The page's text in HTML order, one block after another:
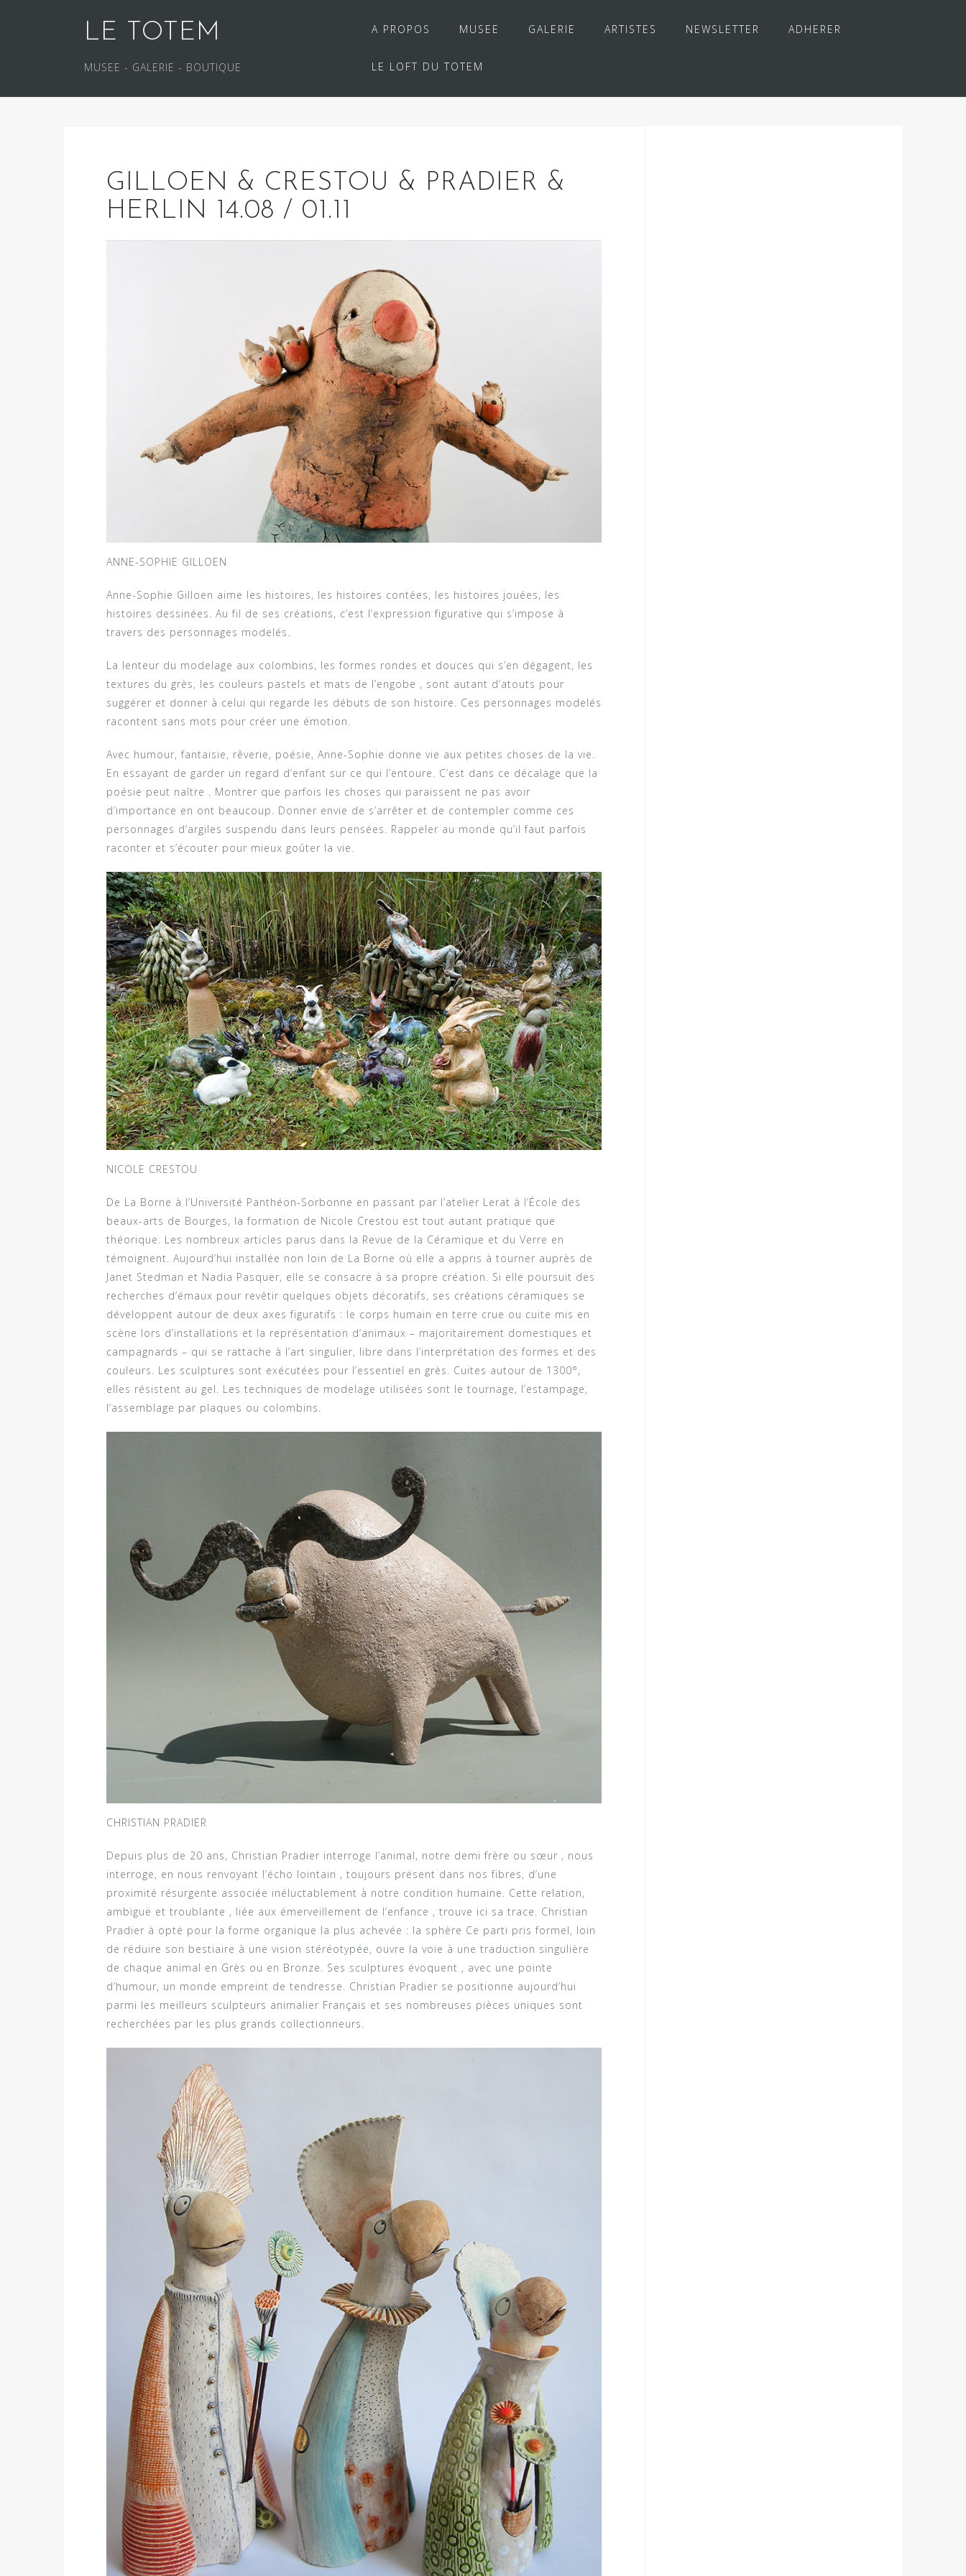
LE TOTEM
MUSEE - GALERIE - BOUTIQUE
A PROPOS MUSEE GALERIE ARTISTES NEWSLETTER ADHERER
LE LOFT DU TOTEM
GILLOEN & CRESTOU & PRADIER &
HERLIN 14.08 / 01.11
ANNE-SOPHIE GILLOEN
Anne-Sophie Gilloen aime les histoires, les histoires contées, les histoires jouées, les
histoires dessinées. Au fil de ses créations, c’est l’expression figurative qui s’impose à
travers des personnages modelés.
La lenteur du modelage aux colombins, les formes rondes et douces qui s’en dégagent, les
textures du grès, les couleurs pastels et mats de l’engobe , sont autant d’atouts pour
suggérer et donner à celui qui regarde les débuts de son histoire. Ces personnages modelés
racontent sans mots pour créer une émotion.
Avec humour, fantaisie, rêverie, poésie, Anne-Sophie donne vie aux petites choses de la vie.
En essayant de garder un regard d’enfant sur ce qui l’entoure. C’est dans ce décalage que la
poésie peut naître . Montrer que parfois les choses qui paraissent ne pas avoir
d’importance en ont beaucoup. Donner envie de s’arrêter et de contempler comme ces
personnages d’argiles suspendu dans leurs pensées. Rappeler au monde qu’il faut parfois
raconter et s’écouter pour mieux goûter la vie.
NICOLE CRESTOU
De La Borne à l’Université Panthéon-Sorbonne en passant par l’atelier Lerat à l’École des
beaux-arts de Bourges, la formation de Nicole Crestou est tout autant pratique que
théorique. Les nombreux articles parus dans la Revue de la Céramique et du Verre en
témoignent. Aujourd’hui installée non loin de La Borne où elle a appris à tourner auprès de
Janet Stedman et Nadia Pasquer, elle se consacre à sa propre création. Si elle poursuit des
recherches d’émaux pour revêtir quelques objets décoratifs, ses créations céramiques se
développent autour de deux axes figuratifs : le corps humain en terre crue ou cuite mis en
scène lors d’installations et la représentation d’animaux – majoritairement domestiques et
campagnards – qui se rattache à l’art singulier, libre dans l’interprétation des formes et des
couleurs. Les sculptures sont exécutées pour l’essentiel en grès. Cuites autour de 1300°,
elles résistent au gel. Les techniques de modelage utilisées sont le tournage, l’estampage,
l’assemblage par plaques ou colombins.
CHRISTIAN PRADIER
Depuis plus de 20 ans, Christian Pradier interroge l’animal, notre demi frère ou sœur , nous
interroge, en nous renvoyant l’écho lointain , toujours présent dans nos fibres, d’une
proximité résurgente associée inéluctablement à notre condition humaine. Cette relation,
ambiguë et troublante , liée aux émerveillement de l’enfance , trouve ici sa trace. Christian
Pradier à opté pour la forme organique la plus achevée : la sphère Ce parti pris formel, loin
de réduire son bestiaire à une vision stéréotypée, ouvre la voie à une traduction singulière
de chaque animal en Grès ou en Bronze. Ses sculptures évoquent , avec une pointe
d’humour, un monde empreint de tendresse. Christian Pradier se positionne aujourd’hui
parmi les meilleurs sculpteurs animalier Français et ses nombreuses pièces uniques sont
recherchées par les plus grands collectionneurs.